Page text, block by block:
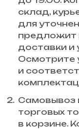
склад,
для
предложит
доставки и
Осмотрите
и
Самовывоз
торговых
в корзине.